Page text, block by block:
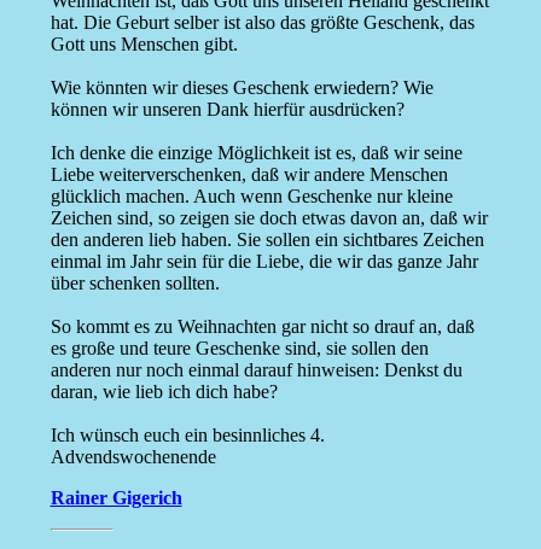
hat. Die Geburt selber ist also das größte Geschenk, das
Gott uns Menschen gibt.
Wie könnten wir dieses Geschenk erwiedern? Wie
können wir unseren Dank hierfür ausdrücken?
Ich denke die einzige Möglichkeit ist es, daß wir seine
Liebe weiterverschenken, daß wir andere Menschen
glücklich machen. Auch wenn Geschenke nur kleine
Zeichen sind, so zeigen sie doch etwas davon an, daß wir
den anderen lieb haben. Sie sollen ein sichtbares Zeichen
einmal im Jahr sein für die Liebe, die wir das ganze Jahr
über schenken sollten.
So kommt es zu Weihnachten gar nicht so drauf an, daß
es große und teure Geschenke sind, sie sollen den
anderen nur noch einmal darauf hinweisen: Denkst du
daran, wie lieb ich dich habe?
Ich wünsch euch ein besinnliches 4.
Advendswochenende
Rainer Gigerich